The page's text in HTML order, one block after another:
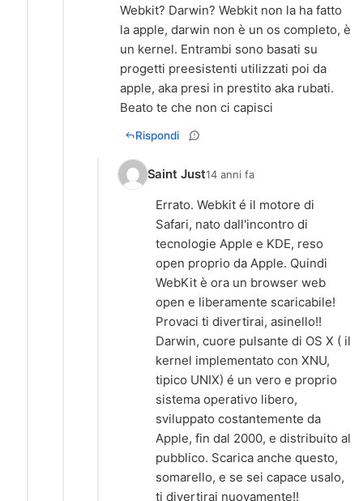
Webkit? Darwin? Webkit non la ha fatto
la apple, darwin non è un os completo, è
un kernel. Entrambi sono basati su
progetti preesistenti utilizzati poi da
apple, aka presi in prestito aka rubati.
Beato te che non ci capisci
Rispondi
Saint Just14 anni fa
Errato. Webkit é il motore di
Safari, nato dall'incontro di
tecnologie Apple e KDE, reso
open proprio da Apple. Quindi
WebKit è ora un browser web
open e liberamente scaricabile!
Provaci ti divertirai, asinello!!
Darwin, cuore pulsante di OS X ( il
kernel implementato con XNU,
tipico UNIX) é un vero e proprio
sistema operativo libero,
sviluppato costantemente da
Apple, fin dal 2000, e distribuito al
pubblico. Scarica anche questo,
somarello, e se sei capace usalo,
ti divertirai nuovamente!!